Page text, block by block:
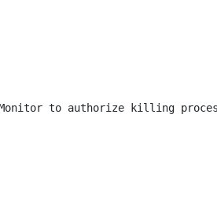
to authorize killing